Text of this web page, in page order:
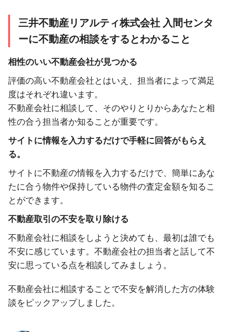
三井不動産リアルティ株式会社 入間センタ
ーに不動産の相談をするとわかること
相性のいい不動産会社が見つかる
評価の高い不動産会社とはいえ、担当者によって満足
度はそれぞれ違います。
不動産会社に相談して、そのやりとりからあなたと相
性の合う担当者か知ることが重要です。
サイトに情報を入力するだけで手軽に回答がもらえ
る。
サイトに不動産の情報を入力するだけで、簡単にあな
たに合う物件や保持している物件の査定金額を知るこ
とができます。
不動産取引の不安を取り除ける
不動産会社に相談をしようと決めても、最初は誰でも
不安に感じています。不動産会社の担当者と話して不
安に思っている点を相談してみましょう。
不動産会社に相談することで不安を解消した方の体験
談をピックアップしました。